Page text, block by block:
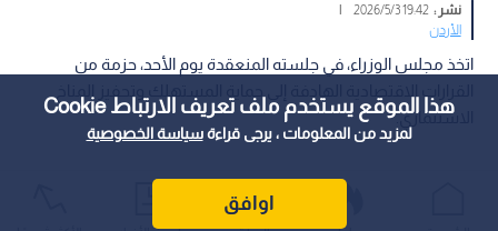
هذا الموقع يستخدم ملف تعريف الارتباط Cookie
لمزيد من المعلومات ، يرجى قراءةسياسة الخصوصية
اوافق
نشر :19:42 2026/5/3
|
الأردن
اتخذ مجلس الوزراء، في جلسته المنعقدة يوم الأحد، حزمة من
الاستثماري.